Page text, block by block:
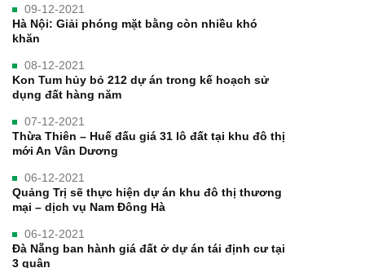
09-12-2021
Hà Nội: Giải phóng mặt bằng còn nhiều khó
khăn
08-12-2021
Kon Tum hủy bỏ 212 dự án trong kế hoạch sử
dụng đất hàng năm
07-12-2021
Thừa Thiên – Huế đấu giá 31 lô đất tại khu đô thị
mới An Vân Dương
06-12-2021
Quảng Trị sẽ thực hiện dự án khu đô thị thương
mại – dịch vụ Nam Đông Hà
06-12-2021
Đà Nẵng ban hành giá đất ở dự án tái định cư tại
3 quận